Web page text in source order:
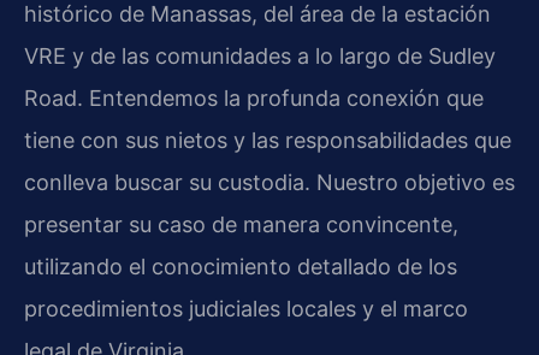
histórico de Manassas, del área de la estación
VRE y de las comunidades a lo largo de Sudley
Road. Entendemos la profunda conexión que
tiene con sus nietos y las responsabilidades que
conlleva buscar su custodia. Nuestro objetivo es
presentar su caso de manera convincente,
utilizando el conocimiento detallado de los
procedimientos judiciales locales y el marco